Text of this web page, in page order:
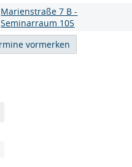
Marienstraße 7 B -
Seminarraum 105